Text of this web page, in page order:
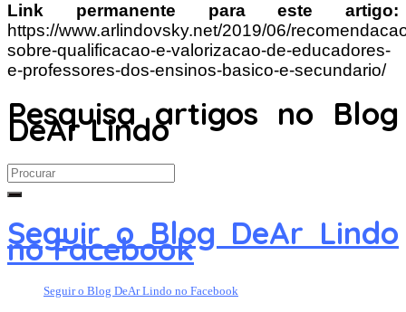
Link permanente para este artigo:
https://www.arlindovsky.net/2019/06/
sobre-qualificacao-e-valorizacao-de-educadores-
e-professores-dos-ensinos-basico-e-secundario/
Pesquisa artigos no Blog
DeAr Lindo
Search
for:
Seguir o Blog DeAr Lindo
no Facebook
Seguir o Blog DeAr Lindo no Facebook